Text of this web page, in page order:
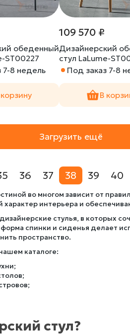
обеденный
ST00227
7-8 недель
109 570 ₽
Дизайнерский
стул LaLume-
Под заказ 7-8
В
Загрузить ещё
36 37 38 39 40
во многом зависит от
интерьера и
стулья, в которых
спинки и сиденья делает
пространство.
каталоге:
стул?